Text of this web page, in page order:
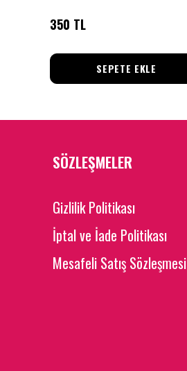
350 TL
SEPETE EKLE
SÖZLEŞMELER
Gizlilik Politikası
İptal ve İade Politikası
Mesafeli Satış Sözleşmesi